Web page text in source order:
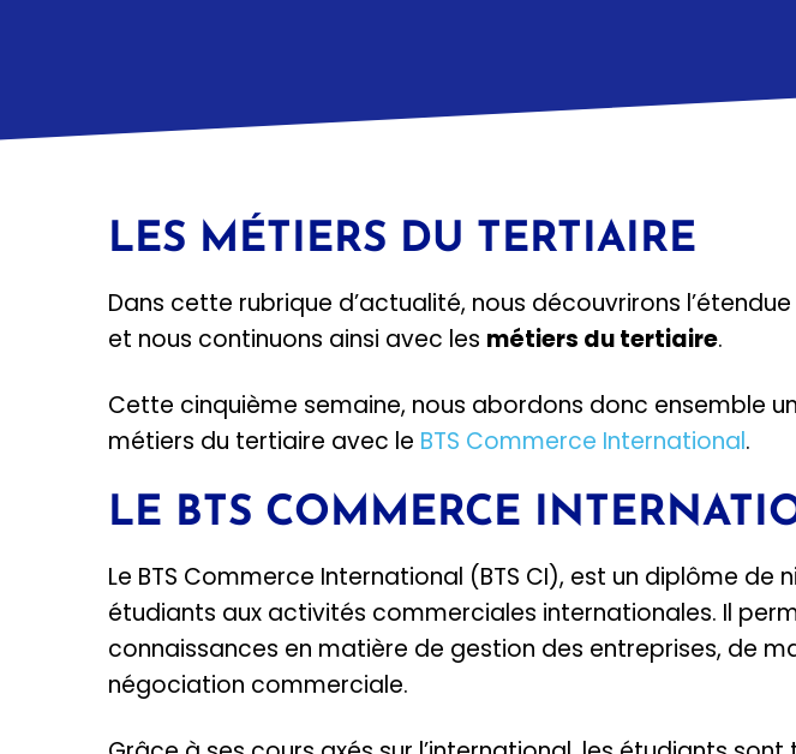
LES MÉTIERS DU TERTIAIRE
Dans cette rubrique d’actualité, nous découvrirons
et nous continuons ainsi avec les métiers du tertiaire.
Cette cinquième semaine, nous abordons donc ensemble
métiers du tertiaire avec le BTS Commerce International.
LE BTS COMMERCE
Le BTS Commerce International (BTS CI), est un diplôme de
étudiants aux activités commerciales internationales. Il
connaissances en matière de gestion des entreprises, de
négociation commerciale.